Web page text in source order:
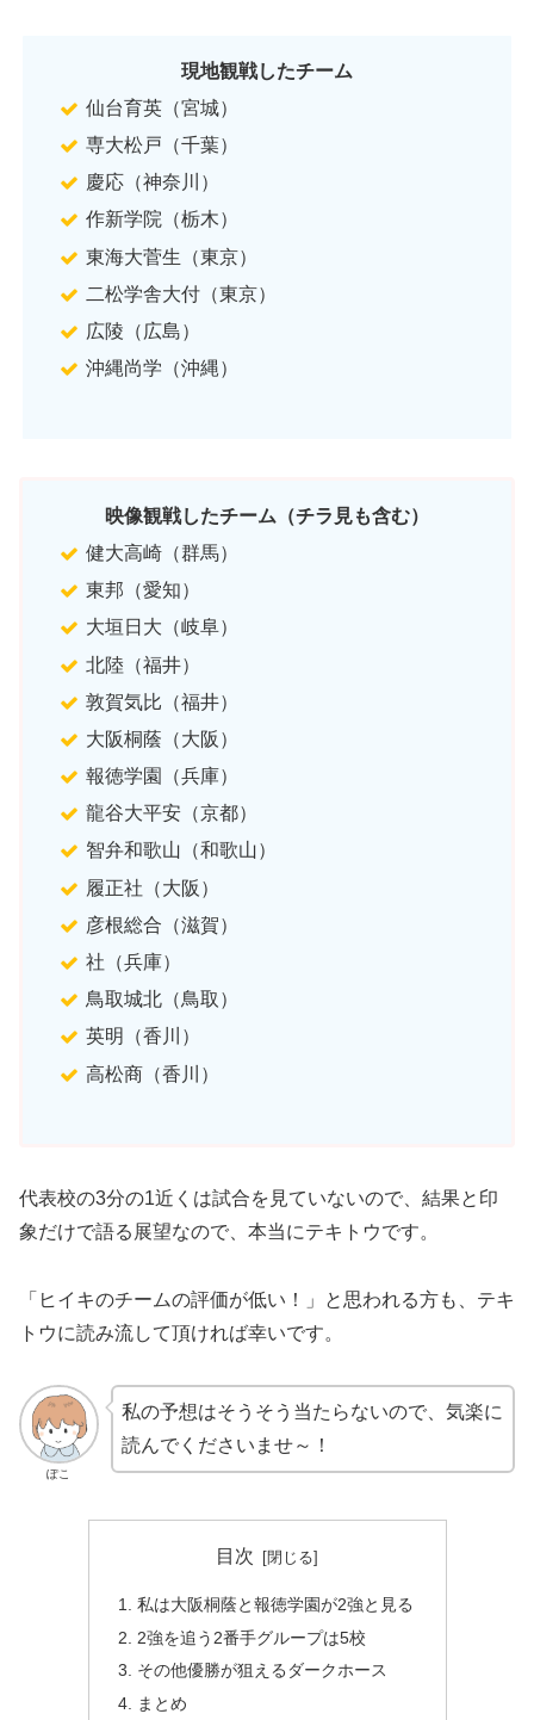
現地観戦したチーム
仙台育英（宮城）
専大松戸（千葉）
慶応（神奈川）
作新学院（栃木）
東海大菅生（東京）
二松学舎大付（東京）
広陵（広島）
沖縄尚学（沖縄）
映像観戦したチーム（チラ見も含む）
健大高崎（群馬）
東邦（愛知）
大垣日大（岐阜）
北陸（福井）
敦賀気比（福井）
大阪桐蔭（大阪）
報徳学園（兵庫）
龍谷大平安（京都）
智弁和歌山（和歌山）
履正社（大阪）
彦根総合（滋賀）
社（兵庫）
鳥取城北（鳥取）
英明（香川）
高松商（香川）
代表校の3分の1近くは試合を見ていないので、結果と印
象だけで語る展望なので、本当にテキトウです。
「ヒイキのチームの評価が低い！」と思われる方も、テキ
トウに読み流して頂ければ幸いです。
ぽこ
私の予想はそうそう当たらないので、気楽に
読んでくださいませ～！
目次
私は大阪桐蔭と報徳学園が2強と見る
2強を追う2番手グループは5校
その他優勝が狙えるダークホース
まとめ